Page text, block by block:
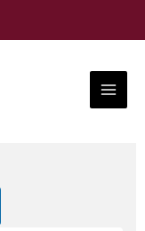
Menu